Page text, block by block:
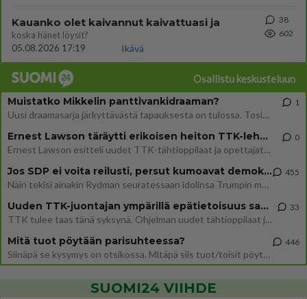
Kauanko olet kaivannut kaivattuasi ja
koska hänet löysit?
05.08.2026 17:19
Ikävä
38
602
Osallistu keskusteluun
Muistatko Mikkelin panttivankidraaman?
Uusi draamasarja järkyttävästä tapauksesta on tulossa. Tositapahtumiin perustuva sarja ammentaa vuoden 1986 Mikkelin pan
1
Ernest Lawson täräytti erikoisen heiton TTK-lehdistötilaisuudessa: " Onko tässä tarkoituksena...?"
Ernest Lawson esitteli uudet TTK-tähtioppilaat ja opettajat torstaina 6.8. lehdistölle. Tulevalla kaudella on yksi hausk
0
Jos SDP ei voita reilusti, persut kumoavat demokratian Suomesta
Näin tekisi ainakin Rydman seuratessaan idolinsa Trumpin mallia https://www.is.fi/politiikka/art-2000012187244.html
455
Uuden TTK-juontajan ympärillä epätietoisuus sakenee - Nyt MTV hämmentää soppaa
TTK tulee taas tänä syksynä. Ohjelman uudet tähtioppilaat julkistetaan torstaina 6. elokuuta klo 14 alkavassa lehdistö
33
Mitä tuot pöytään parisuhteessa?
Siinäpä se kysymys on otsikossa. Mitäpä siis tuot/toisit pöytään parisuhteessa? Oletko mies vai nainen? Koetko sen mitä
446
SUOMI24 VIIHDE